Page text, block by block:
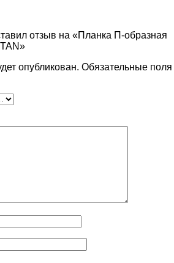
отзыв на «Планка П-образная
опубликован. Обязательные поля